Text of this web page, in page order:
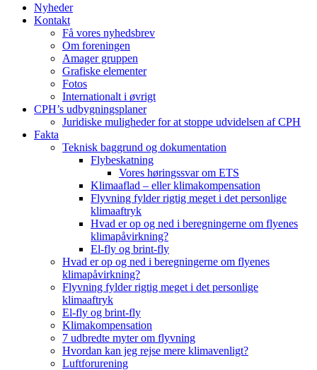
Nyheder
Kontakt
Få vores nyhedsbrev
Om foreningen
Amager gruppen
Grafiske elementer
Fotos
Internationalt i øvrigt
CPH’s udbygningsplaner
Juridiske muligheder for at stoppe udvidelsen af CPH
Fakta
Teknisk baggrund og dokumentation
Flybeskatning
Vores høringssvar om ETS
Klimaaflad – eller klimakompensation
Flyvning fylder rigtig meget i det personlige
klimaaftryk
Hvad er op og ned i beregningerne om flyenes
klimapåvirkning?
El-fly og brint-fly
Hvad er op og ned i beregningerne om flyenes
klimapåvirkning?
Flyvning fylder rigtig meget i det personlige
klimaaftryk
El-fly og brint-fly
Klimakompensation
7 udbredte myter om flyvning
Hvordan kan jeg rejse mere klimavenligt?
Luftforurening